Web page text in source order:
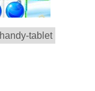
handy-tablet